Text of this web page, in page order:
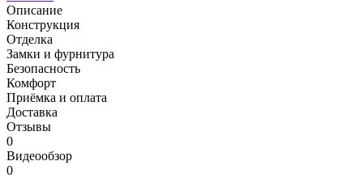
Описание
Конструкция
Отделка
Замки и фурнитура
Безопасность
Комфорт
Приёмка и оплата
Доставка
Отзывы
0
Видеообзор
0